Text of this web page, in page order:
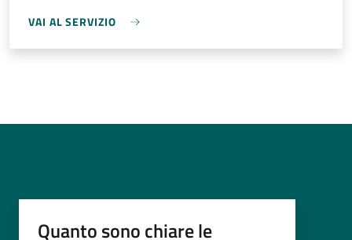
VAI AL SERVIZIO
Quanto sono chiare le